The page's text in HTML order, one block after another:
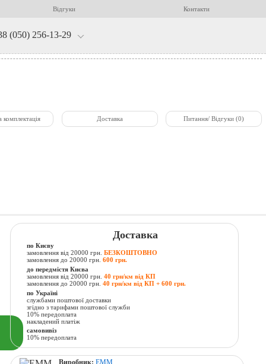
Відгуки Контакти
(050) 256-13-29
комплектація Доставка Питання/ Відгуки (0)
Доставка
по Києву
замовлення від 20000 грн. БЕЗКОШТОВНО
замовлення до 20000 грн. 600 грн.
до передмістя Києва
замовлення від 20000 грн. 40 грн/км від КП
замовлення до 20000 грн. 40 грн/км від КП + 600 грн.
по Україні
службами поштової доставки
згідно з тарифами поштової служби
10% передоплата
накладений платіж
самовивіз
10% передоплата
Виробник: ЕММ